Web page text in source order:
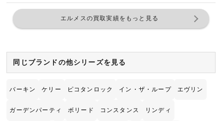
エルメスの買取実績をもっと見る
同じブランドの他シリーズを見る
バーキン ケリー ピコタンロック イン・ザ・ループ エヴリン
ガーデンパーティ ボリード コンスタンス リンディ